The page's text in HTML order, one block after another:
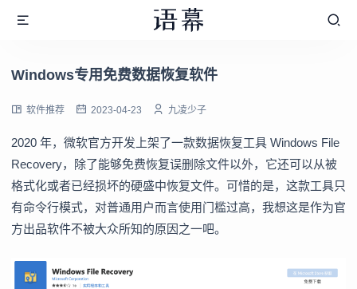
Windows专用免费数据恢复软件
软件推荐 2023-04-23 九凌少子
2020 年，微软官方开发上架了一款数据恢复工具 Windows File
Recovery，除了能够免费恢复误删除文件以外，它还可以从被
格式化或者已经损坏的硬盛中恢复文件。可惜的是，这款工具只
有命令行模式，对普通用户而言使用门槛过高，我想这是作为官
方出品软件不被大众所知的原因之一吧。